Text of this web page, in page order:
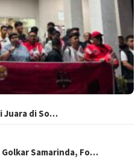
Juara di So…
Samarinda, Fo…